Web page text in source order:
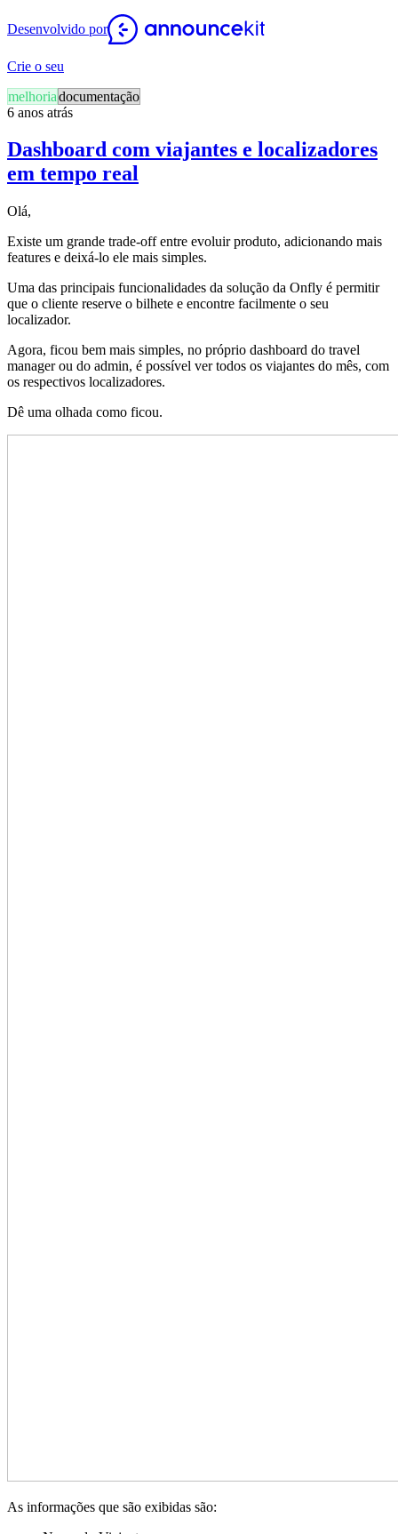
Desenvolvido por
Crie o seu
melhoriadocumentação
6 anos atrás
Dashboard com viajantes e localizadores
em tempo real
Olá,
Existe um grande trade-off entre evoluir produto, adicionando mais
features e deixá-lo ele mais simples.
Uma das principais funcionalidades da solução da Onfly é permitir
que o cliente reserve o bilhete e encontre facilmente o seu
localizador.
Agora, ficou bem mais simples, no próprio dashboard do travel
manager ou do admin, é possível ver todos os viajantes do mês, com
os respectivos localizadores.
Dê uma olhada como ficou.
As informações que são exibidas são: